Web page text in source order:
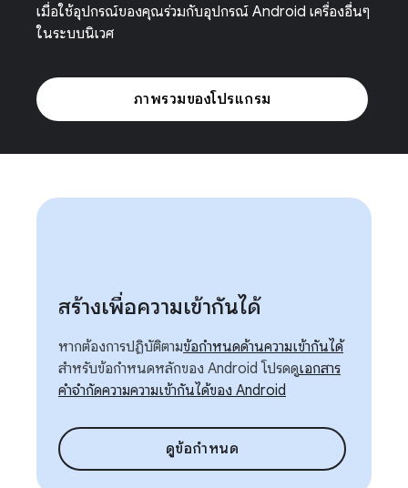
เมื่อใช้อุปกรณ์ของคุณร่วมกับอุปกรณ์ Android เครื่องอื่นๆ
ในระบบนิเวศ
ภาพรวมของโปรแกรม
สร้างเพื่อความเข้ากันได้
หากต้องการปฏิบัติตามข้อกำหนดด้านความเข้ากันได้
สำหรับข้อกำหนดหลักของ Android โปรดดูเอกสาร
คำจำกัดความความเข้ากันได้ของ Android
ดูข้อกำหนด